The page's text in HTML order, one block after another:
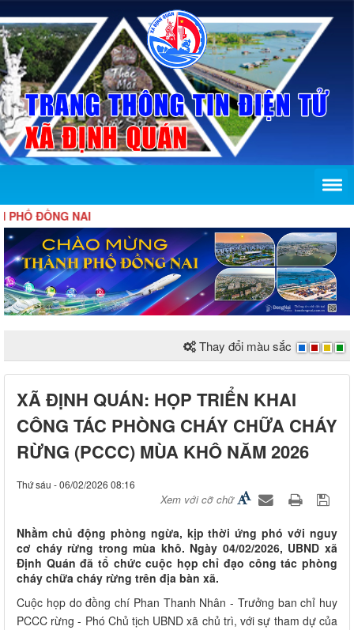
ĐỒNG NAI
Thay đổi màu sắc
XÃ ĐỊNH QUÁN: HỌP TRIỂN KHAI
CÔNG TÁC PHÒNG CHÁY CHỮA CHÁY
RỪNG (PCCC) MÙA KHÔ NĂM 2026
Thứ sáu - 06/02/2026 08:16
Xem với cỡ chữ
Nhằm chủ động phòng ngừa, kịp thời ứng phó với nguy
cơ cháy rừng trong mùa khô. Ngày 04/02/2026, UBND xã
Định Quán đã tổ chức cuộc họp chỉ đạo công tác phòng
cháy chữa cháy rừng trên địa bàn xã.
Cuộc họp do đồng chí Phan Thanh Nhân - Trưởng ban chỉ huy
PCCC rừng - Phó Chủ tịch UBND xã chủ trì, với sự tham dự của